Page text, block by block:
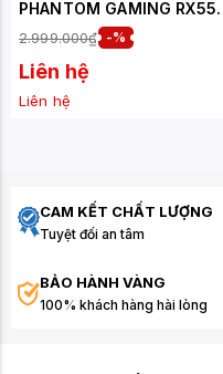
PHANTOM GAMING
2.999.000₫ -%
Liên hệ
Liên hệ
CAM KẾT CHẤT LƯỢNG
Tuyệt đối an tâm
BẢO HÀNH VÀNG
100% khách hàng hài lòng